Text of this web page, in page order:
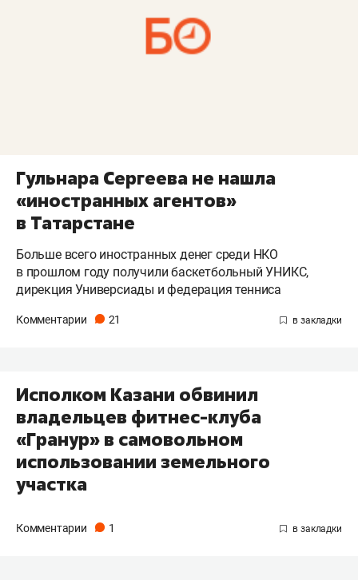
Гульнара Сергеева не нашла
«иностранных агентов»
в Татарстане
Больше всего иностранных денег среди НКО
в прошлом году получили баскетбольный УНИКС,
дирекция Универсиады и федерация тенниса
Комментарии 21
Исполком Казани обвинил
владельцев фитнес-клуба
«Гранур» в самовольном
использовании земельного
участка
Комментарии 1